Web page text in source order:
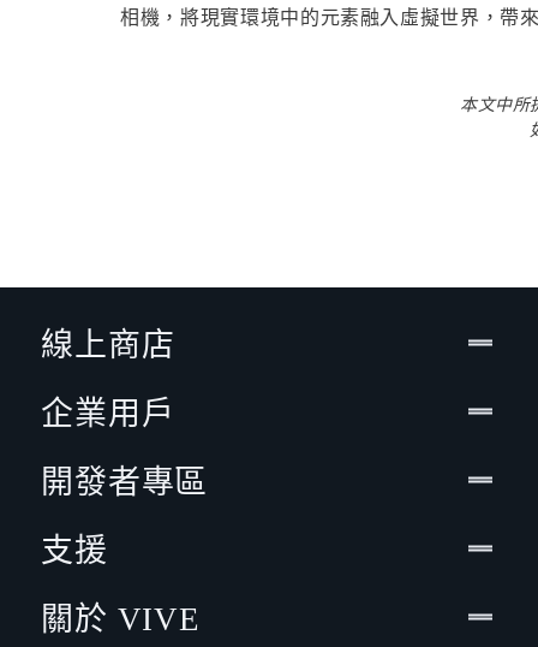
相機，將現實環境中的元素融入虛擬世界，帶
本文中所
線上商店
企業用戶
開發者專區
支援
關於 VIVE